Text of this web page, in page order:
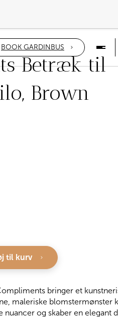
BOOK GARDINBUS
Betræk til
Brown
bringer et
maleriske blomstermønster
og skaber en elegant
til kurv